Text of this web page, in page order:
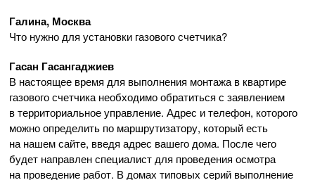
Галина, Москва
Что нужно для установки газового счетчика?
Гасан Гасангаджиев
В настоящее время для выполнения монтажа в квартире
газового счетчика необходимо обратиться с заявлением
в территориальное управление. Адрес и телефон, которого
можно определить по маршрутизатору, который есть
на нашем сайте, введя адрес вашего дома. После чего
будет направлен специалист для проведения осмотра
на проведение работ. В домах типовых серий выполнение